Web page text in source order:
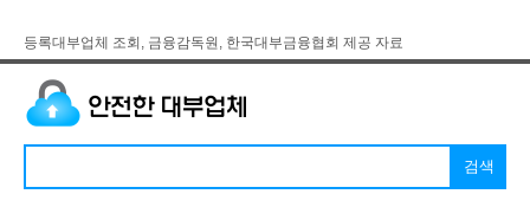
등록대부업체 조회, 금융감독원, 한국대부금융협회 제공 자료